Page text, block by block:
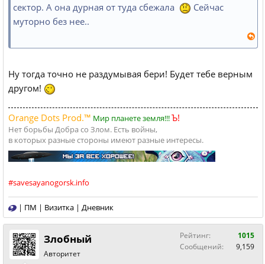
сектор. А она дурная от туда сбежала
Сейчас
муторно без нее..
Ну тогда точно не раздумывая бери! Будет тебе верным
другом!
Orange Dots Prod.™ Мир планете земля!!!Ъ!
Нет борьбы Добра со Злом. Есть войны,
в которых разные стороны имеют разные интересы.
#savesayanogorsk.info
| ПМ | Визитка | Дневник
Злобный
Авторитет
Рейтинг:
1015
Сообщений:
9,159